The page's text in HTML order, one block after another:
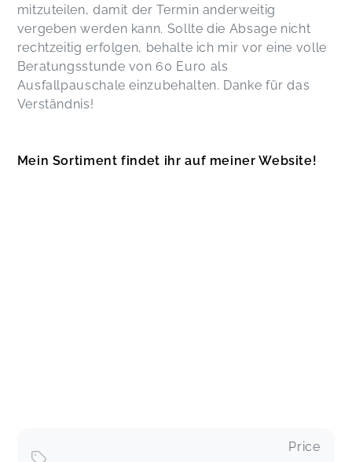
mitzuteilen, damit der Termin anderweitig
vergeben werden kann. Sollte die Absage nicht
rechtzeitig erfolgen, behalte ich mir vor eine volle
Beratungsstunde von 60 Euro als
Ausfallpauschale einzubehalten. Danke für das
Verständnis!
Mein Sortiment findet ihr auf meiner Website!
Price